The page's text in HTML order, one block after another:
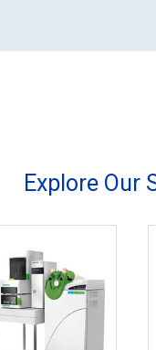
Explore Our